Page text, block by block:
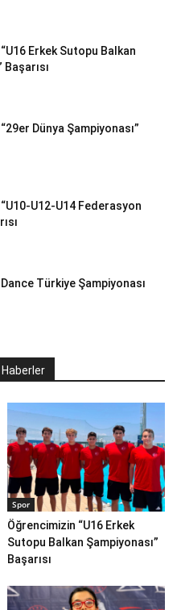
Erkek Sutopu Balkan
Başarısı
Dünya Şampiyonası”
U12-U14 Federasyon
Türkiye Şampiyonası
Haberler
Spor
Öğrencimizin “U16 Erkek
Sutopu Balkan Şampiyonası”
Başarısı